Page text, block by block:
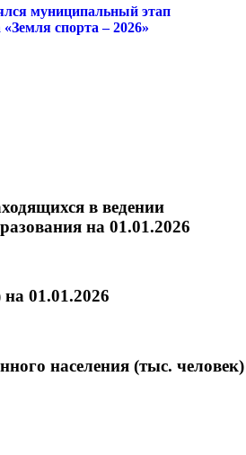
муниципальный этап
спорта – 2026»
в ведении
на 01.01.2026
01.01.2026
населения (тыс. человек)